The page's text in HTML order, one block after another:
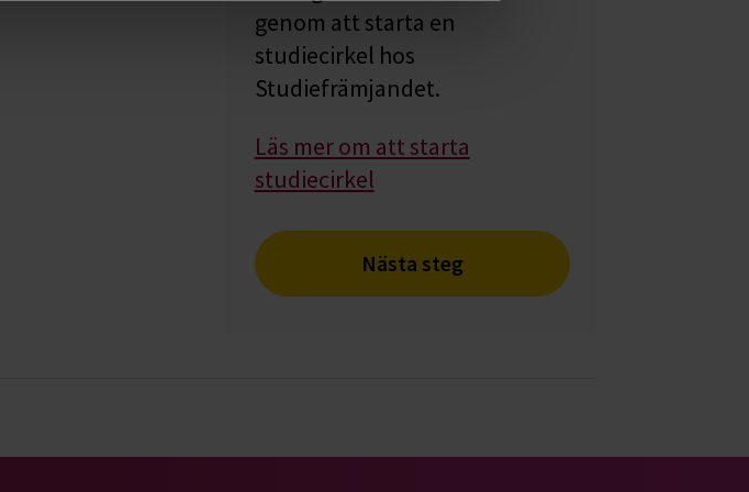
genom att starta en
studiecirkel hos
Studiefrämjandet.
Läs mer om att starta
studiecirkel
Nästa steg